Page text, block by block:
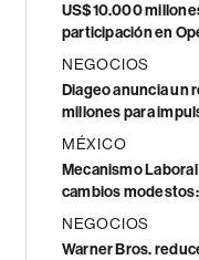
US$10.000
participación en
NEGOCIOS
Diageo anuncia un
millones para
MÉXICO
Mecanismo
cambios
NEGOCIOS
Warner Bros.